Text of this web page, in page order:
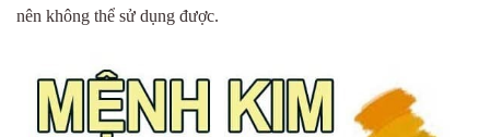
nên không thể sử dụng được.